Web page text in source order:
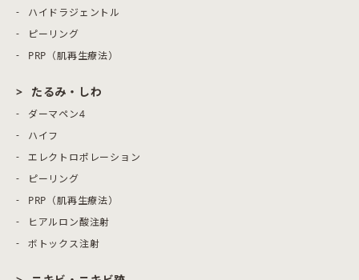
ハイドラジェントル
ピーリング
PRP（肌再生療法）
たるみ・しわ
ダーマペン4
ハイフ
エレクトロポレーション
ピーリング
PRP（肌再生療法）
ヒアルロン酸注射
ボトックス注射